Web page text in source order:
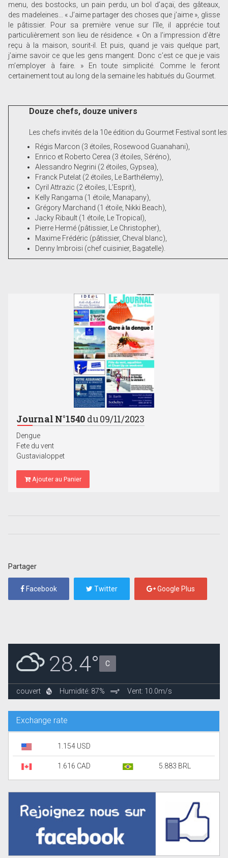
menu, des bostocks, un pain perdu, un bol d’açaï, des gâteaux,
des madeleines… « J’aime partager des choses que j’aime », glisse
le pâtissier. Pour sa première venue sur l’île, il apprécie tout
particulièrement son lieu de résidence. « On a l’impression d’être
reçu à la maison, sourit-il. Et puis, quand je vais quelque part,
j’aime savoir ce que les gens mangent. Donc c’est ce que je vais
m’employer à faire. » En toute simplicité. Comme le feront
certainement tout au long de la semaine les habitués du Gourmet.
Douze chefs, douze univers
Les chefs invités de la 10e édition du Gourmet Festival sont
Régis Marcon (3 étoiles, Rosewood Guanahani),
Enrico et Roberto Cerea (3 étoiles, Séréno),
Alessandro Negrini (2 étoiles, Gypsea),
Franck Putelat (2 étoiles, Le Barthélemy),
Cyril Attrazic (2 étoiles, L’Esprit),
Kelly Rangama (1 étoile, Manapany),
Grégory Marchand (1 étoile, Nikki Beach),
Jacky Ribault (1 étoile, Le Tropical),
Pierre Hermé (pâtissier, Le Christopher),
Maxime Frédéric (pâtissier, Cheval blanc),
Denny Imbroisi (chef cuisinier, Bagatelle).
Journal N°1540 du 09/11/2023
Dengue
Fete du vent
Gustavialoppet
Ajouter au Panier
Partager
Facebook Twitter Google Plus
28.4° C
couvert Humidité: 87% Vent: 10.0m/s
Exchange rate
1.154 USD
1.616 CAD 5.883 BRL